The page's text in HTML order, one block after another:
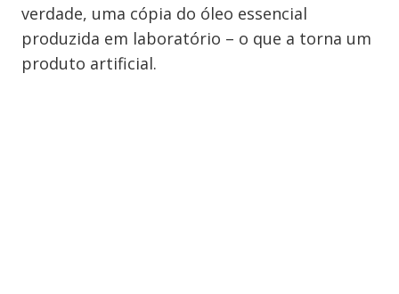
verdade, uma cópia do óleo essencial
produzida em laboratório – o que a torna um
produto artificial.